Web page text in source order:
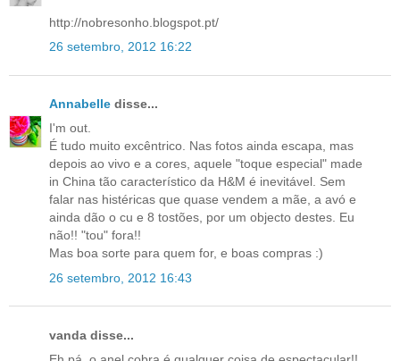
http://nobresonho.blogspot.pt/
26 setembro, 2012 16:22
Annabelle disse...
I'm out.
É tudo muito excêntrico. Nas fotos ainda escapa, mas
depois ao vivo e a cores, aquele "toque especial" made
in China tão característico da H&M é inevitável. Sem
falar nas histéricas que quase vendem a mãe, a avó e
ainda dão o cu e 8 tostões, por um objecto destes. Eu
não!! "tou" fora!!
Mas boa sorte para quem for, e boas compras :)
26 setembro, 2012 16:43
vanda disse...